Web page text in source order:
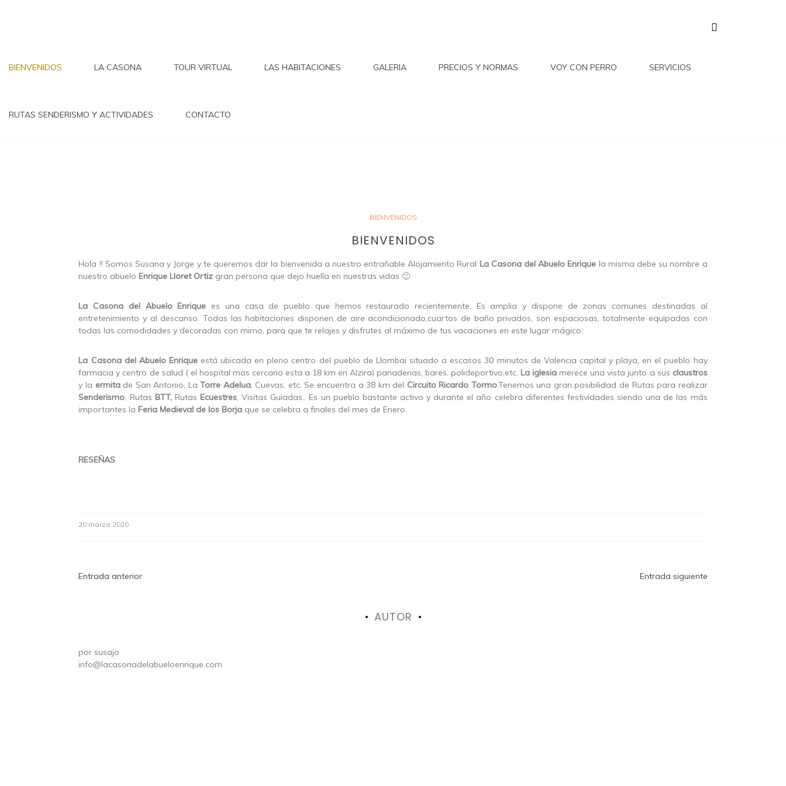
LA CASONA DEL
BIENVENIDOS LA CASONA TOUR VIRTUAL LAS HABITACIONES GALERIA PRECIOS Y NORMAS VOY CON PERRO SERVICIOS
RUTAS SENDERISMO Y ACTIVIDADES CONTACTO
BIENVENIDOS
BIENVENIDOS
Hola !! Somos Susana y Jorge y te queremos dar la bienvenida a nuestro entrañable Alojamiento Rural La Casona del Abuelo Enrique la misma debe su nombre a
nuestro abuelo Enrique Lloret Ortiz gran persona que dejo huella en nuestras vidas 🙂
La Casona del Abuelo Enrique es una casa de pueblo que hemos restaurado recientemente. Es amplia y dispone de zonas comunes destinadas al
entretenimiento y al descanso. Todas las habitaciones disponen de aire acondicionado,cuartos de baño privados, son espaciosas, totalmente equipadas con
todas las comodidades y decoradas con mimo, para que te relajes y disfrutes al máximo de tus vacaciones en este lugar mágico.
La Casona del Abuelo Enriqueestá ubicada en pleno centro del pueblo de Llombai situado a escasos 30 minutos de Valencia capital y playa, en el pueblo hay
farmacia y centro de salud ( el hospital mas cercano esta a 18 km en Alzira) panaderias, bares, polideportivo,etc. La iglesia merece una vista junto a sus claustros
y la ermitade San Antonio, LaTorre Adelua, Cuevas, etc. Se encuentra a 38 km del Circuito Ricardo Tormo.Tenemos una gran posibilidad de Rutas para realizar
Senderismo, Rutas BTT,Rutas Ecuestres, Visitas Guiadas.. Es un pueblo bastante activo y durante el año celebra diferentes festividades siendo una de las más
importantes la Feria Medieval de los Borja que se celebra a finales del mes de Enero.
RESEÑAS
20 marzo 2020
Navegación
Entrada anterior Entrada siguiente
AUTOR
por susajo
info@lacasonadelabueloenrique.com